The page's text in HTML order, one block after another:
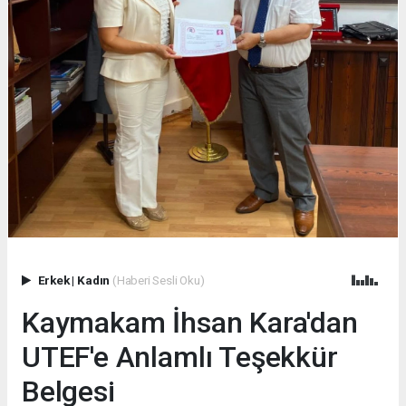
Erkek| Kadın (Haberi Sesli Oku)
Kaymakam İhsan Kara'dan
UTEF'e Anlamlı Teşekkür
Belgesi